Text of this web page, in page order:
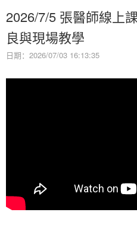
2026/7/5 張醫師線上
良與現場教學
日期：2026/07/03 16:13:35